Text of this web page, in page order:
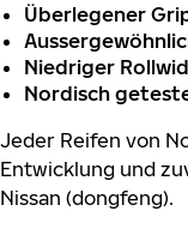
Überlegener
Niedriger
Nordisch
Jeder Reifen von
Entwicklung und
Nissan (dongfeng).